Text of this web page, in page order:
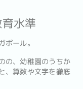
水準
ール。
の、幼稚園のうちか
、算数や文字を徹底